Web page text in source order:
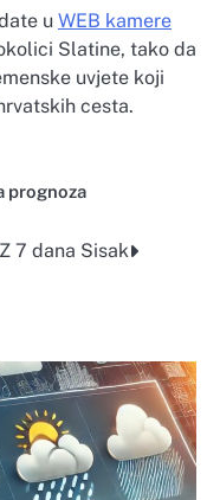
u WEB kamere
Slatine, tako da
uvjete koji
cesta.
prognoza
7 dana Sisak